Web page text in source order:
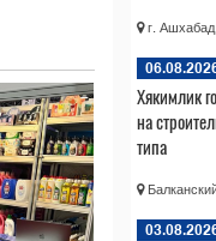
г.
Хякимлик
на
типа